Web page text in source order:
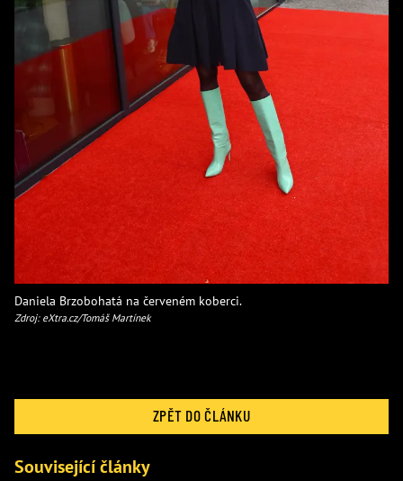
Daniela Brzobohatá na červeném koberci.
Zdroj: eXtra.cz/Tomáš Martínek
ZPĚT DO ČLÁNKU
Související články